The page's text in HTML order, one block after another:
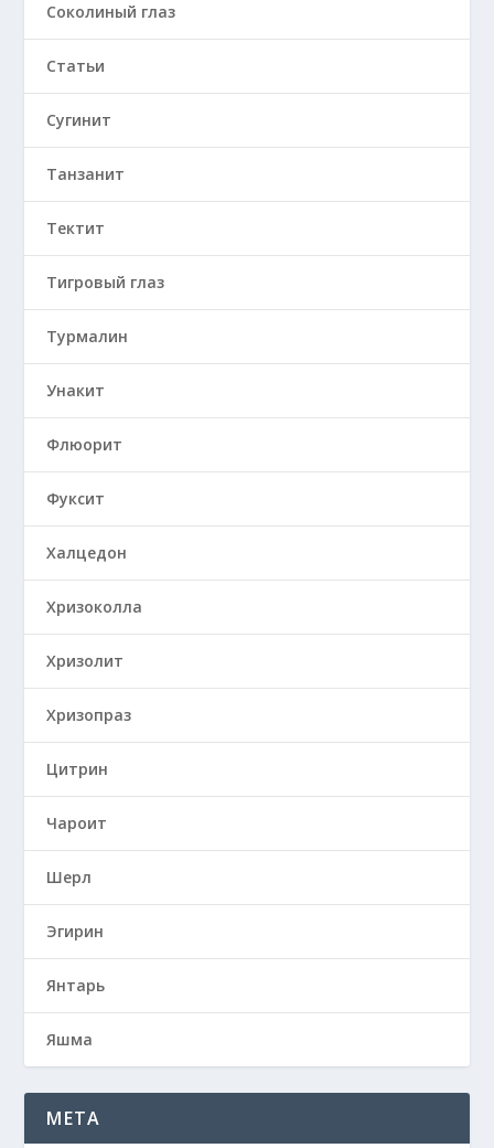
Соколиный глаз
Статьи
Сугинит
Танзанит
Тектит
Тигровый глаз
Турмалин
Унакит
Флюорит
Фуксит
Халцедон
Хризоколла
Хризолит
Хризопраз
Цитрин
Чароит
Шерл
Эгирин
Янтарь
Яшма
META